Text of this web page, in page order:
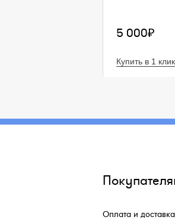
5 000₽
Купить в 1 клик
Оплата и доставка